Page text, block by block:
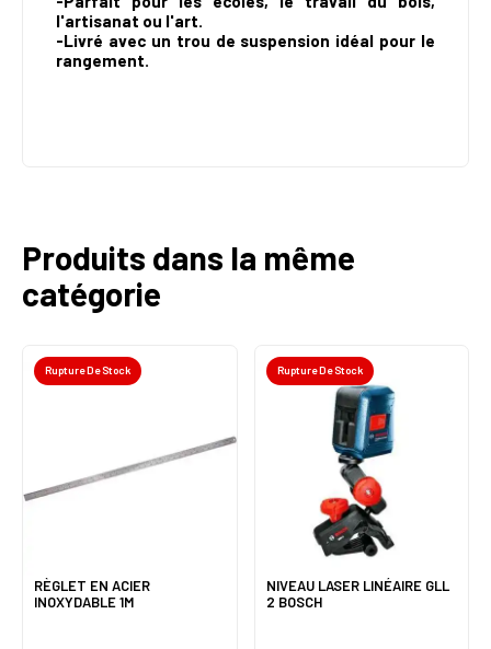
l'artisanat ou l'art.
-Livré avec un trou de suspension idéal pour le
rangement.
Produits dans la même
catégorie
Rupture De Stock
RÈGLET EN ACIER
INOXYDABLE 1M
Rupture De Stock
NIVEAU LASER LINÉAIRE GLL
2 BOSCH